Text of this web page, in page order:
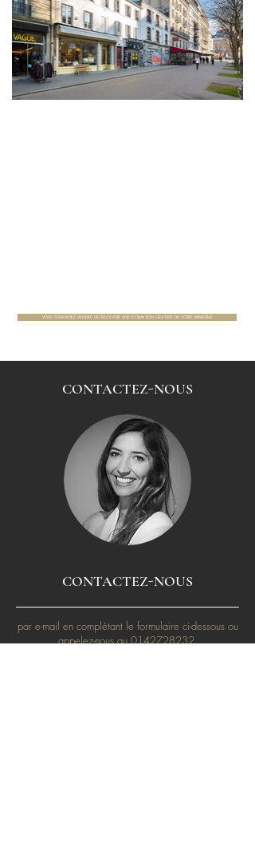
VOUS SOUHAITEZ VENDRE OU RECEVOIR UNE ESTIMATION GRATUITE DE VOTRE IMMEUBLE
CONTACTEZ-NOUS
CONTACTEZ-NOUS
par e-mail en complétant le formulaire ci-dessous ou
appelez-nous au0142728232.